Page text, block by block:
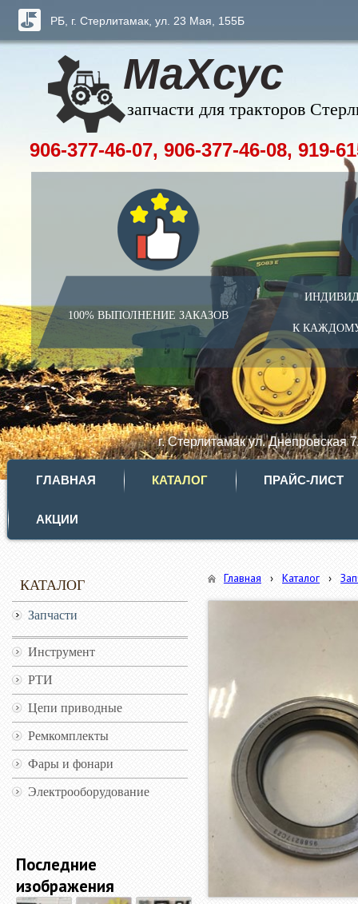
МаХсус
запчасти для тракторов
100% ВЫПОЛНЕНИЕ ЗАКАЗОВ
К
РБ, г. Стерлитамак, ул. 23 Мая, 155Б
г. Стерлитамак ул. Днепровская
906-377-46-07, 906-377-46-08, 919-
ГЛАВНАЯ КАТАЛОГ ПРАЙС-ЛИСТ
АКЦИИ
КАТАЛОГ
Запчасти
Инструмент
РТИ
Цепи приводные
Ремкомплекты
Фары и фонари
Электрооборудование
Последние
изображения
Главная › Каталог ›